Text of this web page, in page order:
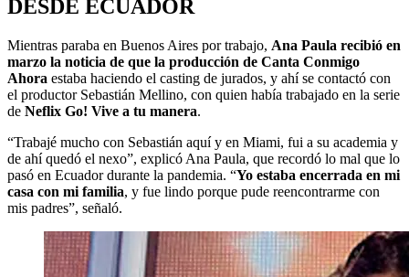
DESDE ECUADOR
Mientras paraba en Buenos Aires por trabajo, Ana Paula recibió en
marzo la noticia de que la producción de Canta Conmigo
Ahora estaba haciendo el casting de jurados, y ahí se contactó con
el productor Sebastián Mellino, con quien había trabajado en la serie
de Neflix Go! Vive a tu manera.
“Trabajé mucho con Sebastián aquí y en Miami, fui a su academia y
de ahí quedó el nexo”, explicó Ana Paula, que recordó lo mal que lo
pasó en Ecuador durante la pandemia. “Yo estaba encerrada en mi
casa con mi familia, y fue lindo porque pude reencontrarme con
mis padres”, señaló.